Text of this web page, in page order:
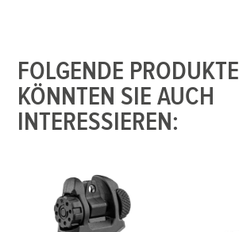
FOLGENDE PRODUKTE
KÖNNTEN SIE AUCH
INTERESSIEREN: